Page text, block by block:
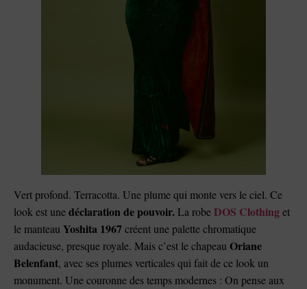
Vert profond. Terracotta. Une plume qui monte vers le ciel. Ce
look est unedéclaration de pouvoir. La robeDOS Clothinget
le manteau Yoshita 1967créent une palette chromatique
audacieuse, presque royale. Mais c’est le chapeau Oriane
Belenfant, avec ses plumes verticales qui fait de ce look un
monument. Une couronne des temps modernes : On pense aux